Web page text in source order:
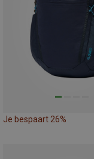
Je bespaart 26%